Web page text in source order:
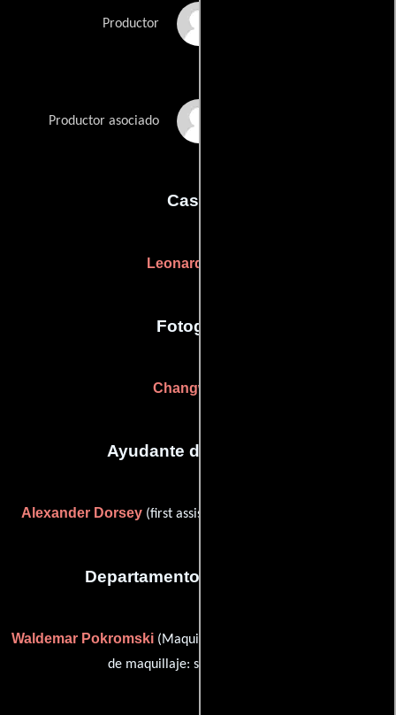
Productor
Productor asociado
Casting
Leonard Finger
Fotografia
Changwei Gu
Ayudante de dirección
Alexander Dorsey(first assistant director (as Alex Dorsey))
Departamento de maquillaje
Waldemar Pokromski(Maquilladora) y
de maquillaje: segunda unidad)